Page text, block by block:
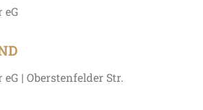
| Oberstenfelder Str.